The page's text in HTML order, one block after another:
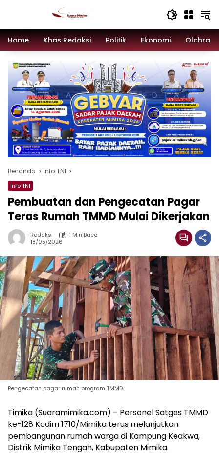
Home
Khas Redaksi Politik Ekonomi
Beranda Info TNI
Info TNI
Pembuatan dan Pengecatan Pagar
Teras Rumah TMMD Mulai Dikerjakan
Redaksi
1 Min Baca
18/05/2026
Pengecatan pagar rumah program TMMD.
Timika (Suaramimika.com) – Personel Satgas TMMD
ke-128 Kodim 1710/Mimika terus melanjutkan
pembangunan rumah warga di Kampung Keakwa,
Distrik Mimika Tengah, Kabupaten Mimika.